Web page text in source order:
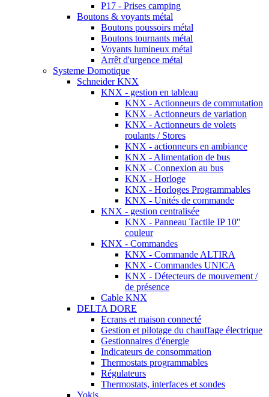
P17 - Prises camping
Boutons & voyants métal
Boutons poussoirs métal
Boutons tournants métal
Voyants lumineux métal
Arrêt d'urgence métal
Systeme Domotique
Schneider KNX
KNX - gestion en tableau
KNX - Actionneurs de commutation
KNX - Actionneurs de variation
KNX - Actionneurs de volets
roulants / Stores
KNX - actionneurs en ambiance
KNX - Alimentation de bus
KNX - Connexion au bus
KNX - Horloge
KNX - Horloges Programmables
KNX - Unités de commande
KNX - gestion centralisée
KNX - Panneau Tactile IP 10''
couleur
KNX - Commandes
KNX - Commande ALTIRA
KNX - Commandes UNICA
KNX - Détecteurs de mouvement /
de présence
Cable KNX
DELTA DORE
Ecrans et maison connecté
Gestion et pilotage du chauffage électrique
Gestionnaires d'énergie
Indicateurs de consommation
Thermostats programmables
Régulateurs
Thermostats, interfaces et sondes
Yokis